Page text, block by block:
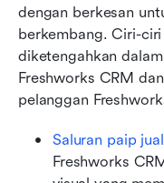
dengan berkesan
berkembang. Ciri-
diketengahkan
Freshworks CRM
pelanggan
Saluran paip
Freshworks